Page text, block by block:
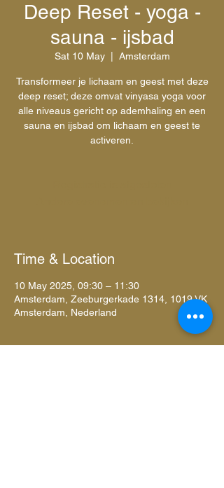
Deep Reset - yoga -
sauna - ijsbad
Sat 10 May
  |
Amsterdam
Transformeer je lichaam en geest met deze
deep reset; deze omvat vinyasa yoga voor
alle niveaus gericht op ademhaling en een
sauna en ijsbad om lichaam en geest te
activeren.
Time & Location
10 May 2025, 09:30 – 11:30
Amsterdam, Zeeburgerkade 1314, 1019 VK
Amsterdam, Nederland